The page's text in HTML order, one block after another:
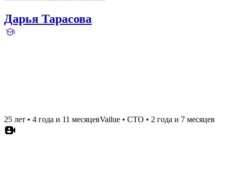
Дарья Тарасова
25 лет • 4 года и 11 месяцевVailue • CTO • 2 года и 7 месяцев